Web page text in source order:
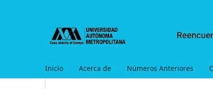
Inicio Acerca de Números Anteriores